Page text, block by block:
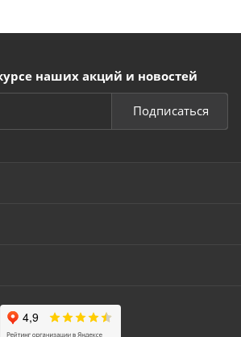
наших акций и новостей
Подписаться